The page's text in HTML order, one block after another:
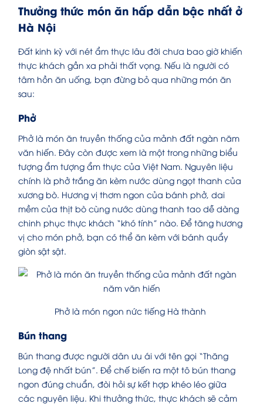
Thưởng thức món ăn hấp dẫn bậc nhất ở
Hà Nội
Đất kinh kỳ với nét ẩm thực lâu đời chưa bao giờ khiến
thực khách gần xa phải thất vọng. Nếu là người có
tâm hồn ăn uống, bạn đừng bỏ qua những món ăn
sau:
Phở
Phở là món ăn truyền thống của mảnh đất ngàn năm
văn hiến. Đây còn được xem là một trong những biểu
tượng ẩm tượng ẩm thực của Việt Nam. Nguyên liệu
chính là phở trắng ăn kèm nước dùng ngọt thanh của
xương bò. Hương vị thơm ngon của bánh phở, dai
mềm của thịt bò cùng nước dùng thanh tao dễ dàng
chinh phục thực khách “khó tính” nào. Để tăng hương
vị cho món phở, bạn có thể ăn kèm với bánh quẩy
giòn sật sật.
Phở là món ngon nức tiếng Hà thành
Bún thang
Bún thang được người dân ưu ái với tên gọi “Thăng
Long đệ nhất bún”. Để chế biến ra một tô bún thang
ngon đúng chuẩn, đòi hỏi sự kết hợp khéo léo giữa
các nguyên liệu. Khi thưởng thức, thực khách sẽ cảm